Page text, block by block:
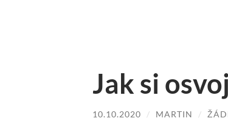
Jak si
10.10.2020 / MARTIN /